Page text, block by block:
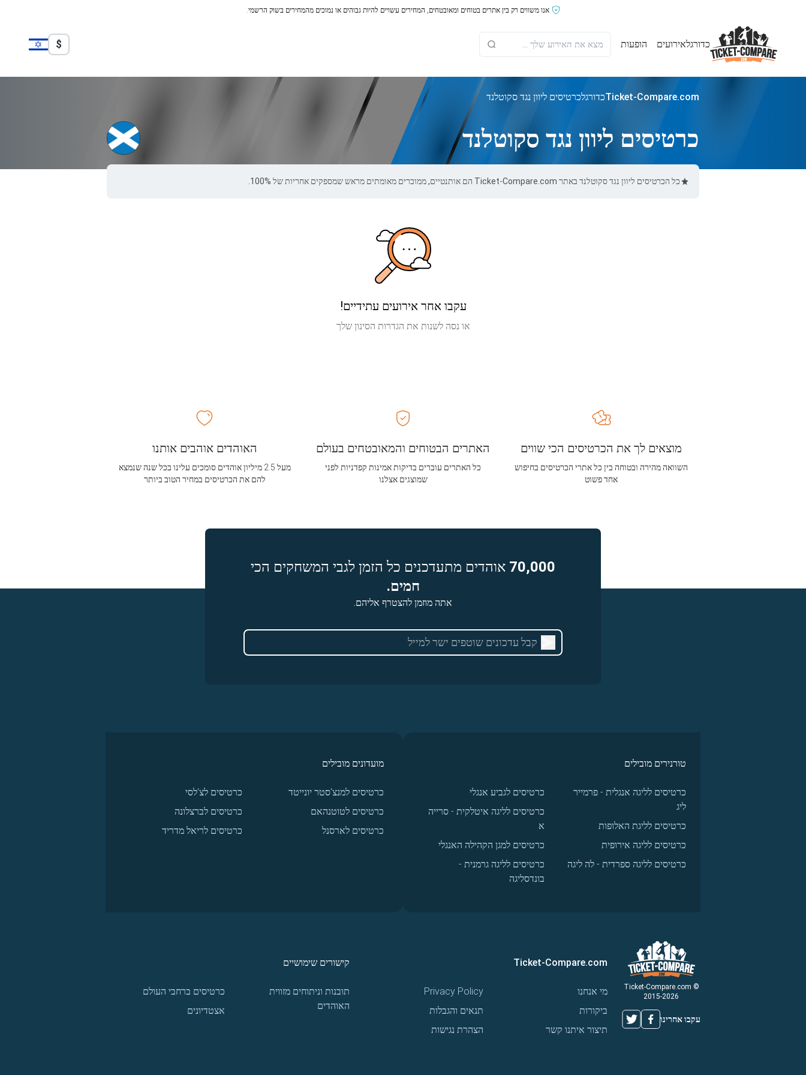
אנו משווים רק בין אתרים בטוחים ומאובטחים, המחירים עשויים להיות גבוהים או נמוכים מהמחירים בשוק הרשמי.
כדורגלאירועים הופעות $
Ticket-Compare.comכדורגלכרטיסים ליוון נגד סקוטלנד
כרטיסים ליוון נגד סקוטלנד
כל הכרטיסים ליוון נגד סקוטלנד באתר Ticket-Compare.com הם אותנטיים, ממוכרים מאומתים מראש שמספקים אחריות של 100%.
עקבו אחר אירועים עתידיים!
או נסה לשנות את הגדרות הסינון שלך
האתרים הבטוחים והמאובטחים בעולם
כל האתרים עוברים בדיקות אמינות קפדניות לפני
שמוצגים אצלנו
מוצאים לך את הכרטיסים הכי שווים
השוואה מהירה ובטוחה בין כל אתרי הכרטיסים בחיפוש
אחד פשוט
האוהדים אוהבים אותנו
מעל 2.5 מיליון אוהדים סומכים עלינו בכל שנה שנמצא
להם את הכרטיסים במחיר הטוב ביותר
70,000 אוהדים מתעדכנים כל הזמן לגבי המשחקים הכי
חמים.
אתה מוזמן להצטרף אליהם.
טורנירים מובילים
כרטיסים לליגה אנגלית - פרמייר
ליג
כרטיסים לליגת האלופות
כרטיסים לליגה אירופית
כרטיסים לליגה ספרדית - לה ליגה
כרטיסים לגביע אנגלי
כרטיסים לליגה איטלקית - סרייה
א
כרטיסים למגן הקהילה האנגלי
כרטיסים לליגה גרמנית -
בונדסליגה
מועדונים מובילים
כרטיסים למנצ'סטר יונייטד
כרטיסים לטוטנהאם
כרטיסים לארסנל
כרטיסים לצ'לסי
כרטיסים לברצלונה
כרטיסים לריאל מדריד
© Ticket-Compare.com
2015-2026
עקבו אחרינו
Ticket-Compare.com
מי אנחנו
ביקורות
תיצור איתנו קשר
Privacy Policy
תנאים והגבלות
הצהרת נגישות
קישורים שימושיים
תובנות וניתוחים מזווית
האוהדים
כרטיסים ברחבי העולם
אצטדיונים